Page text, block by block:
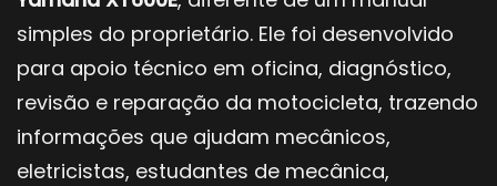
simples do proprietário. Ele foi desenvolvido
para apoio técnico em oficina, diagnóstico,
revisão e reparação da motocicleta, trazendo
informações que ajudam mecânicos,
eletricistas, estudantes de mecânica,